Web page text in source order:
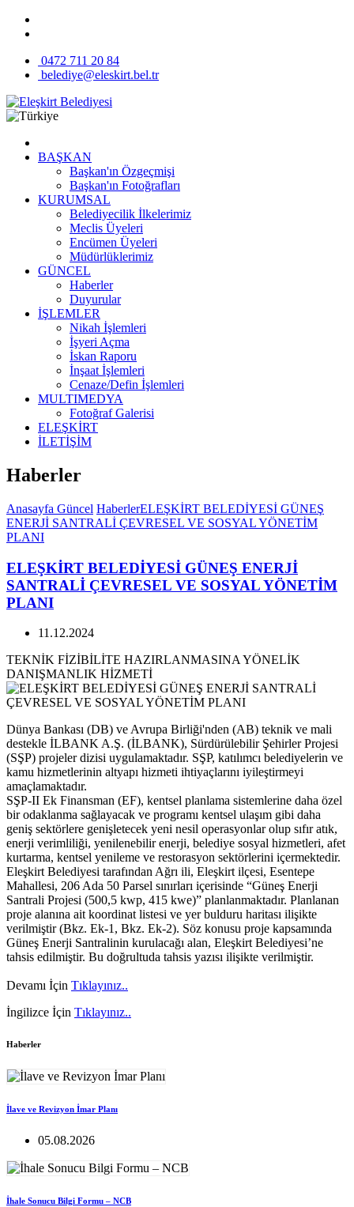
0472 711 20 84
belediye@eleskirt.bel.tr
BAŞKAN
Başkan'ın Özgeçmişi
Başkan'ın Fotoğrafları
KURUMSAL
Belediyecilik İlkelerimiz
Meclis Üyeleri
Encümen Üyeleri
Müdürlüklerimiz
GÜNCEL
Haberler
Duyurular
İŞLEMLER
Nikah İşlemleri
İşyeri Açma
İskan Raporu
İnşaat İşlemleri
Cenaze/Defin İşlemleri
MULTIMEDYA
Fotoğraf Galerisi
ELEŞKİRT
İLETİŞİM
Haberler
Anasayfa Güncel HaberlerELEŞKİRT BELEDİYESİ GÜNEŞ
ENERJİ SANTRALİ ÇEVRESEL VE SOSYAL YÖNETİM
PLANI
ELEŞKİRT BELEDİYESİ GÜNEŞ ENERJİ
SANTRALİ ÇEVRESEL VE SOSYAL YÖNETİM
PLANI
11.12.2024
TEKNİK FİZİBİLİTE HAZIRLANMASINA YÖNELİK
DANIŞMANLIK HİZMETİ
Dünya Bankası (DB) ve Avrupa Birliği'nden (AB) teknik ve mali
destekle İLBANK A.Ş. (İLBANK), Sürdürülebilir Şehirler Projesi
(SŞP) projeler dizisi uygulamaktadır. SŞP, katılımcı belediyelerin ve
kamu hizmetlerinin altyapı hizmeti ihtiyaçlarını iyileştirmeyi
amaçlamaktadır.
SŞP-II Ek Finansman (EF), kentsel planlama sistemlerine daha özel
bir odaklanma sağlayacak ve programı kentsel ulaşım gibi daha
geniş sektörlere genişletecek yeni nesil operasyonlar olup sıfır atık,
enerji verimliliği, yenilenebilir enerji, belediye sosyal hizmetleri, afet
kurtarma, kentsel yenileme ve restorasyon sektörlerini içermektedir.
Eleşkirt Belediyesi tarafından Ağrı ili, Eleşkirt ilçesi, Esentepe
Mahallesi, 206 Ada 50 Parsel sınırları içerisinde “Güneş Enerji
Santrali Projesi (500,5 kwp, 415 kwe)” planlanmaktadır. Planlanan
proje alanına ait koordinat listesi ve yer bulduru haritası ilişikte
verilmiştir (Bkz. Ek-1, Bkz. Ek-2). Söz konusu proje kapsamında
Güneş Enerji Santralinin kurulacağı alan, Eleşkirt Belediyesi’ne
tahsis edilmiştir. Bu doğrultuda tahsis yazısı ilişikte verilmiştir.
Devamı İçin Tıklayınız..
İngilizce İçin Tıklayınız..
Haberler
İlave ve Revizyon İmar Planı
05.08.2026
İhale Sonucu Bilgi Formu – NCB